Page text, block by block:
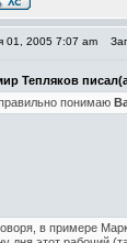
01, 2005 7:07 am
Тепляков
понимаю
в примере